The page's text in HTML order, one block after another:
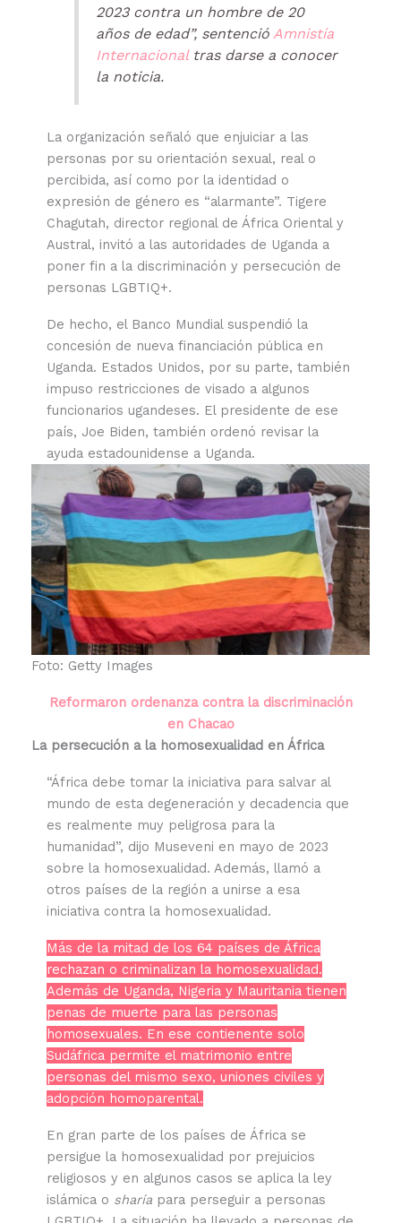
2023 contra un hombre de 20
años de edad”, sentenció Amnistía
Internacionaltras darse a conocer
la noticia.
La organización señaló que enjuiciar a las
personas por su orientación sexual, real o
percibida, así como por la identidad o
expresión de género es “alarmante”. Tigere
Chagutah, director regional de África Oriental y
Austral, invitó a las autoridades de Uganda a
poner fin a la discriminación y persecución de
personas LGBTIQ+.
De hecho, el Banco Mundial suspendió la
concesión de nueva financiación pública en
Uganda. Estados Unidos, por su parte, también
impuso restricciones de visado a algunos
funcionarios ugandeses. El presidente de ese
país, Joe Biden, también ordenó revisar la
ayuda estadounidense a Uganda.
Foto: Getty Images
Reformaron ordenanza contra la discriminación
en Chacao
La persecución a la homosexualidad en África
“África debe tomar la iniciativa para salvar al
mundo de esta degeneración y decadencia que
es realmente muy peligrosa para la
humanidad”, dijo Museveni en mayo de 2023
sobre la homosexualidad. Además, llamó a
otros países de la región a unirse a esa
iniciativa contra la homosexualidad.
Más de la mitad de los 64 países de África
rechazan o criminalizan la homosexualidad.
Además de Uganda, Nigeria y Mauritania tienen
penas de muerte para las personas
homosexuales. En ese contienente solo
Sudáfrica permite el matrimonio entre
personas del mismo sexo, uniones civiles y
adopción homoparental.
En gran parte de los países de África se
persigue la homosexualidad por prejuicios
religiosos y en algunos casos se aplica la ley
islámica o sharía para perseguir a personas